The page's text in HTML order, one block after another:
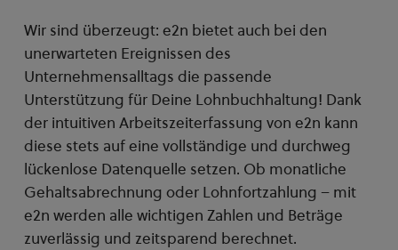
Wir sind überzeugt: e2n bietet auch bei den
unerwarteten Ereignissen des
Unternehmensalltags die passende
Unterstützung für Deine Lohnbuchhaltung! Dank
der intuitiven Arbeitszeiterfassung von e2n kann
diese stets auf eine vollständige und durchweg
lückenlose Datenquelle setzen. Ob monatliche
Gehaltsabrechnung oder Lohnfortzahlung – mit
e2n werden alle wichtigen Zahlen und Beträge
zuverlässig und zeitsparend berechnet.